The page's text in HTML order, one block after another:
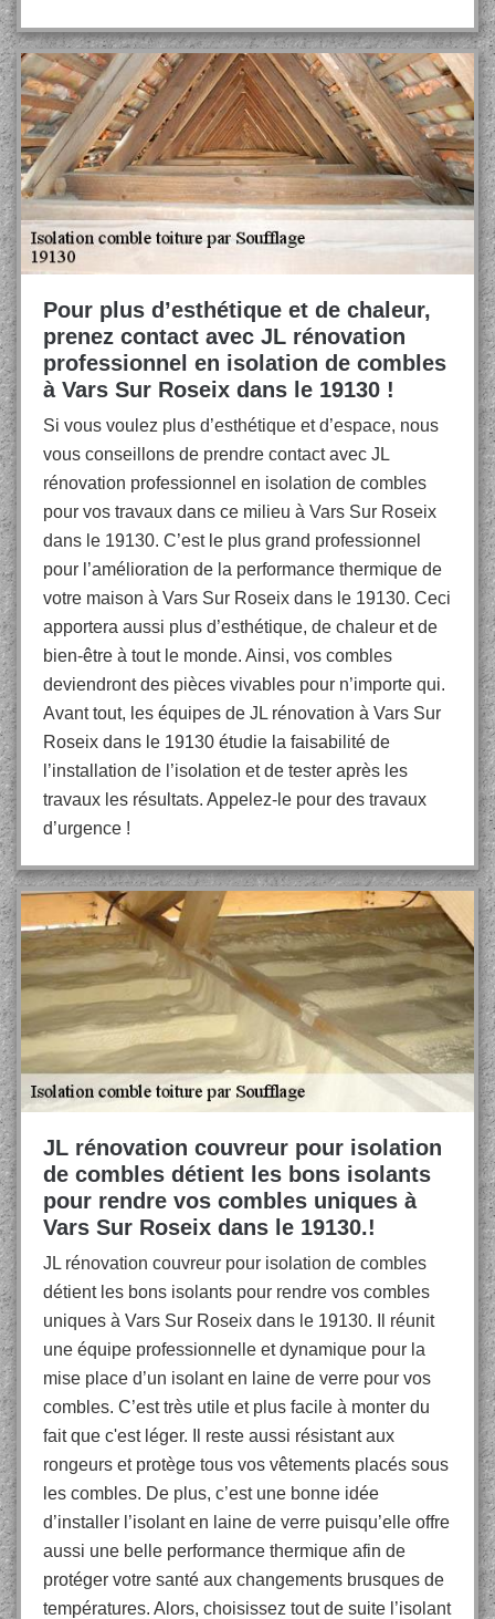
Pour plus d’esthétique et de chaleur,
prenez contact avec JL rénovation
professionnel en isolation de combles
à Vars Sur Roseix dans le 19130 !
Si vous voulez plus d’esthétique et d’espace, nous
vous conseillons de prendre contact avec JL
rénovation professionnel en isolation de combles
pour vos travaux dans ce milieu à Vars Sur Roseix
dans le 19130. C’est le plus grand professionnel
pour l’amélioration de la performance thermique de
votre maison à Vars Sur Roseix dans le 19130. Ceci
apportera aussi plus d’esthétique, de chaleur et de
bien-être à tout le monde. Ainsi, vos combles
deviendront des pièces vivables pour n’importe qui.
Avant tout, les équipes de JL rénovation à Vars Sur
Roseix dans le 19130 étudie la faisabilité de
l’installation de l’isolation et de tester après les
travaux les résultats. Appelez-le pour des travaux
d’urgence !
JL rénovation couvreur pour isolation
de combles détient les bons isolants
pour rendre vos combles uniques à
Vars Sur Roseix dans le 19130.!
JL rénovation couvreur pour isolation de combles
détient les bons isolants pour rendre vos combles
uniques à Vars Sur Roseix dans le 19130. Il réunit
une équipe professionnelle et dynamique pour la
mise place d’un isolant en laine de verre pour vos
combles. C’est très utile et plus facile à monter du
fait que c'est léger. Il reste aussi résistant aux
rongeurs et protège tous vos vêtements placés sous
les combles. De plus, c’est une bonne idée
d’installer l’isolant en laine de verre puisqu’elle offre
aussi une belle performance thermique afin de
protéger votre santé aux changements brusques de
températures. Alors, choisissez tout de suite l’isolant